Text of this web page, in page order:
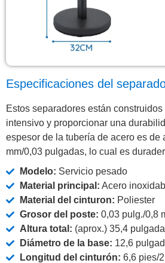
Especificaciones del
Estos separadores están
intensivo y proporcionar una
espesor de la tubería de acero es de
mm/0,03 pulgadas, lo cual es
Modelo: Servicio pesado
Material principal: Acero
Material del cinturon: Poliester
Grosor del poste: 0,03 pulg./0,8
Altura total: (aprox.) 35,4
Diámetro de la base: 12,6
Longitud del cinturón: 6,6 pies/